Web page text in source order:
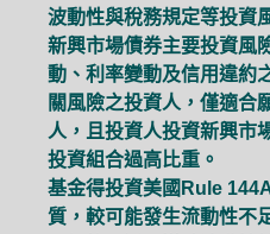
波動性與稅務規定等投資
新興市場債券主要投資風
動、利率變動及信用違約
關風險之投資人，僅適合
人，且投資人投資新興市
投資組合過高比重。
基金得投資美國Rule
質，較可能發生流動性不